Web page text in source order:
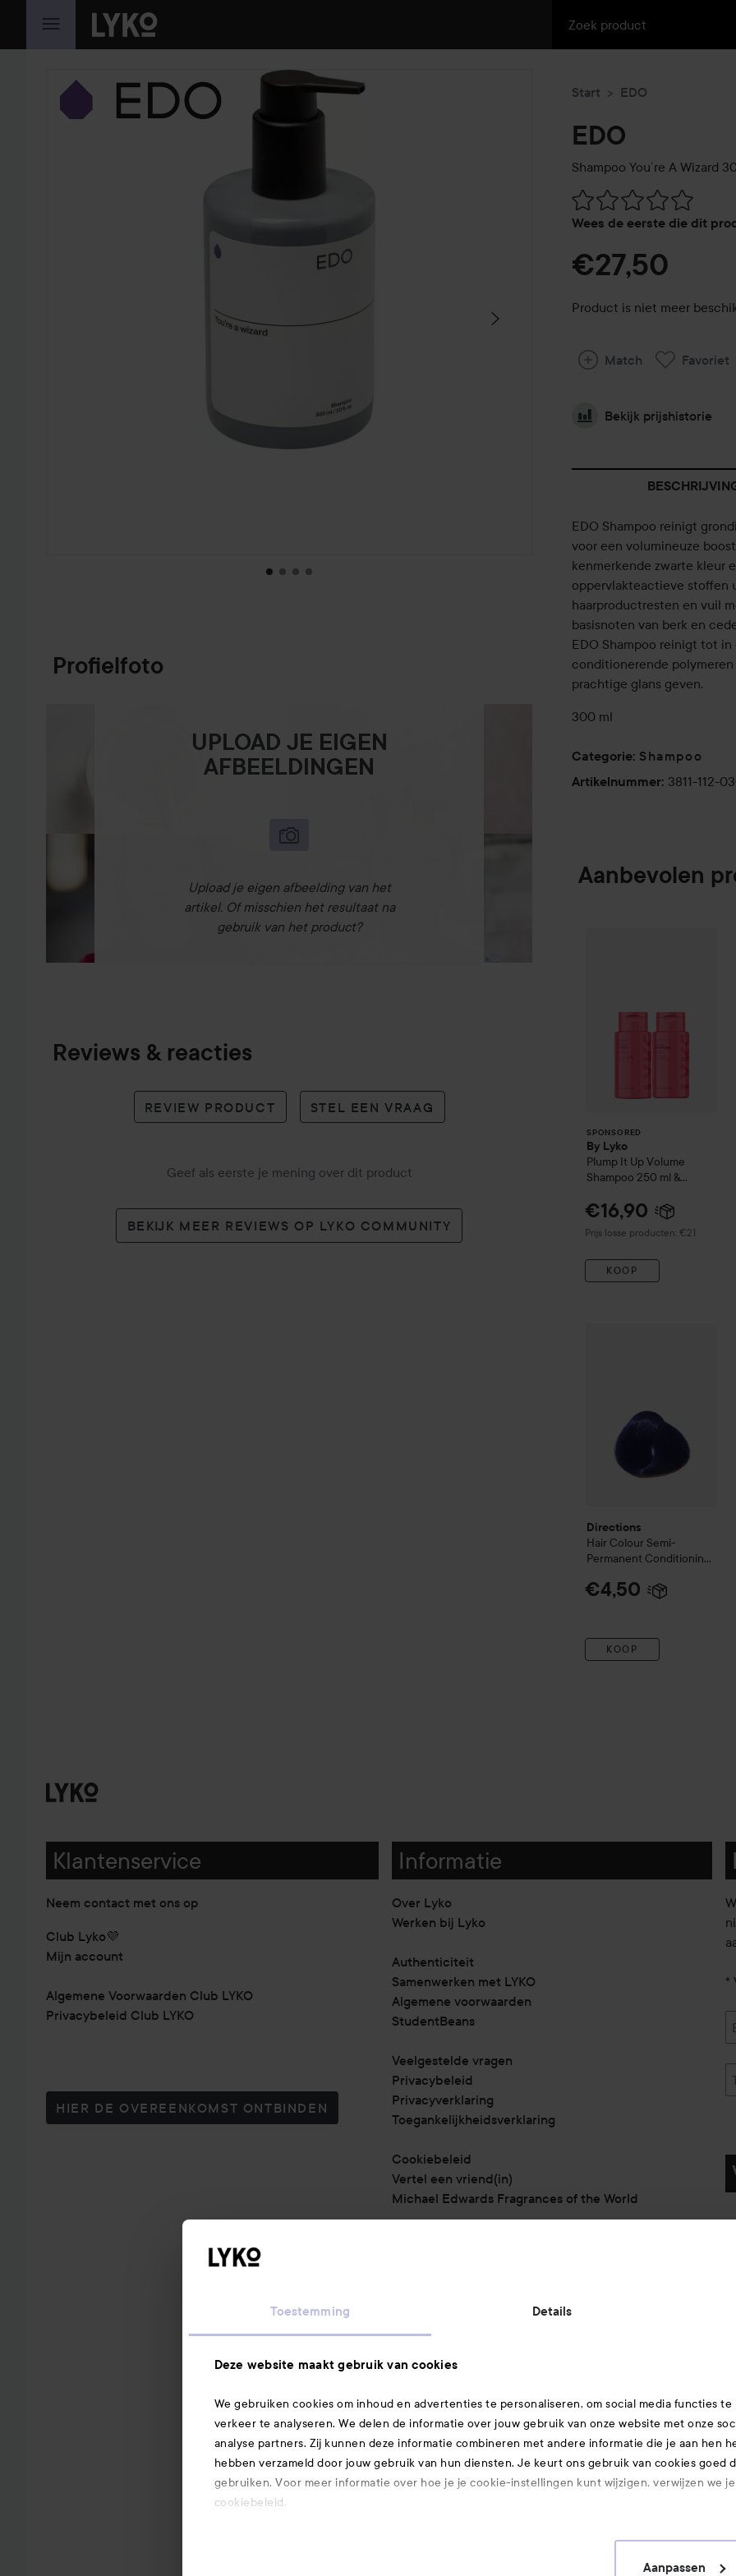
Toestemming Details
Deze website maakt gebruik van cookies
We gebruiken cookies om inhoud en advertenties te personaliseren, om social media functies
verkeer te analyseren. We delen de informatie over jouw gebruik van onze website met onze
analyse partners. Zij kunnen deze informatie combineren met andere informatie die je aan hen
hebben verzameld door jouw gebruik van hun diensten. Je keurt ons gebruik van cookies goed
gebruiken. Voor meer informatie over hoe je je cookie-instellingen kunt wijzigen, verwijzen we
cookiebeleid.
Aanpassen
GA NAAR INHOUD
SECTIE OVERSLAAN
Profielfoto
UPLOAD JE EIGEN
AFBEELDINGEN
Upload je eigen afbeelding van het
artikel. Of misschien het resultaat na
gebruik van het product?
Reviews & reacties
REVIEW PRODUCT STEL EEN VRAAG
Geef als eerste je mening over dit product
BEKIJK MEER REVIEWS OP LYKO COMMUNITY
Start EDO
EDO
Shampoo You´re A Wizard
Wees de eerste die dit
Ga naar Reviews & reacties
€27,50
Product is niet meer
Match Favoriet
Bekijk prijshistorie
EDO Shampoo reinigt
voor een volumineuze
kenmerkende zwarte kleur
oppervlakteactieve stoffen
haarproductresten en vuil
basisnoten van berk en
EDO Shampoo reinigt tot
conditionerende
prachtige glans geven.
300 ml
Categorie: Shampoo
Artikelnummer: 3811-112-
Aanbevolen
SPONSORED
By Lyko
Plump It UpVolume
Shampoo 250 ml &
€16,90
Prijs losse producten: €21
KOOP
Directions
Hair Colour Semi-
Permanent Conditioning
€4,50
KOOP
Klantenservice
Neem contact met ons op
Club Lyko💜
Mijn account
Algemene Voorwaarden Club LYKO
Privacybeleid Club LYKO
HIER DE OVEREENKOMST ONTBINDEN
Informatie
Over Lyko
Werken bij Lyko
Authenticiteit
Samenwerken met LYKO
Algemene voorwaarden
StudentBeans
Veelgestelde vragen
Privacybeleid
Privacyverklaring
Toegankelijkheidsverklaring
Cookiebeleid
Vertel een vriend(in)
Michael Edwards Fragrances of the World
Verzendmethoden:
Gecertificeerde veiligheid:
*